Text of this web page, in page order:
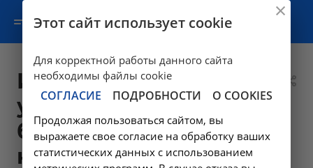
Исследование
уровня общего
билирубина в
крови - A09.05.021
Этот сайт использует cookie
Для корректной работы данного сайта
необходимы файлы cookie
СОГЛАСИЕ ПОДРОБНОСТИ О COOKIES
Продолжая пользоваться сайтом, вы
выражаете свое согласие на обработку ваших
статистических данных с использованием